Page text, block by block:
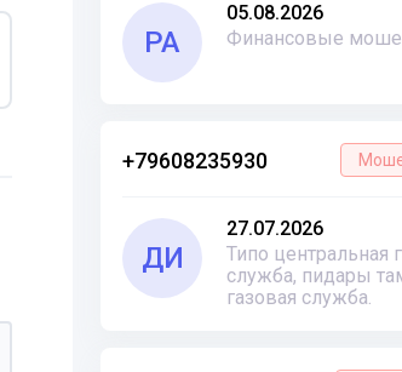
РА
05.08.2026
Финансовые
+79608235930
ДИ
27.07.2026
Типо центральная
служба, пидары
газовая служба.